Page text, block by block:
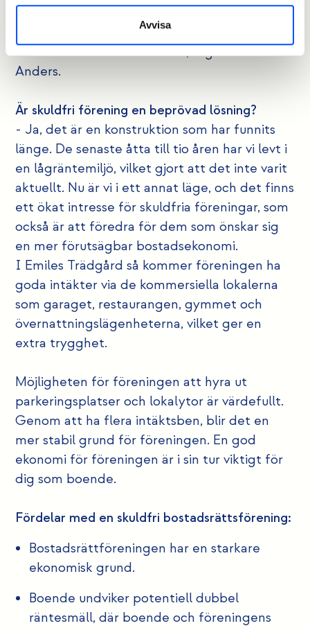
Avvisa
många som bor i bostadsrättsförening
drabbats av de senaste åren, säger Per
Anders.
Är skuldfri förening en beprövad lösning?
- Ja, det är en konstruktion som har funnits
länge. De senaste åtta till tio åren har vi levt i
en lågräntemiljö, vilket gjort att det inte varit
aktuellt. Nu är vi i ett annat läge, och det finns
ett ökat intresse för skuldfria föreningar, som
också är att föredra för dem som önskar sig
en mer förutsägbar bostadsekonomi.
I Emiles Trädgård så kommer föreningen ha
goda intäkter via de kommersiella lokalerna
som garaget, restaurangen, gymmet och
övernattningslägenheterna, vilket ger en
extra trygghet.
Möjligheten för föreningen att hyra ut
parkeringsplatser och lokalytor är värdefullt.
Genom att ha flera intäktsben, blir det en
mer stabil grund för föreningen. En god
ekonomi för föreningen är i sin tur viktigt för
dig som boende.
Fördelar med en skuldfri bostadsrättsförening:
Bostadsrättföreningen har en starkare
ekonomisk grund.
Boende undviker potentiell dubbel
räntesmäll, där boende och föreningens